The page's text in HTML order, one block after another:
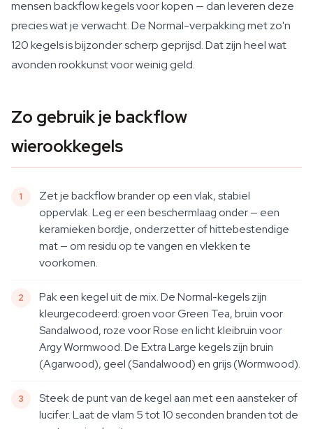
mensen backflow kegels voor kopen — dan leveren deze
precies wat je verwacht. De Normal-verpakking met zo'n
120 kegels is bijzonder scherp geprijsd. Dat zijn heel wat
avonden rookkunst voor weinig geld.
Zo gebruik je backflow
wierookkegels
Zet je backflow brander op een vlak, stabiel
oppervlak. Leg er een beschermlaag onder — een
keramieken bordje, onderzetter of hittebestendige
mat — om residu op te vangen en vlekken te
voorkomen.
Pak een kegel uit de mix. De Normal-kegels zijn
kleurgecodeerd: groen voor Green Tea, bruin voor
Sandalwood, roze voor Rose en licht kleibruin voor
Argy Wormwood. De Extra Large kegels zijn bruin
(Agarwood), geel (Sandalwood) en grijs (Wormwood).
Steek de punt van de kegel aan met een aansteker of
lucifer. Laat de vlam 5 tot 10 seconden branden tot de